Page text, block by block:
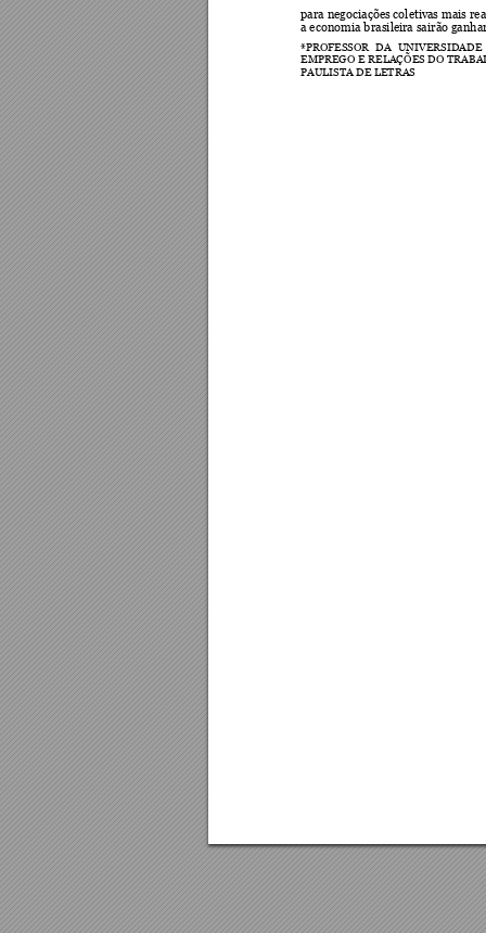
para negociações coletivas mais
a economia brasileira sairão
*PROFESSOR DA UNIVERSIDADE
EMPREGO E RELAÇÕES DO
PAULISTA DE LETRAS